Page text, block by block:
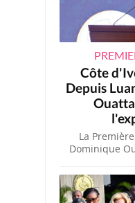
Côte
Depuis
La
Dominique